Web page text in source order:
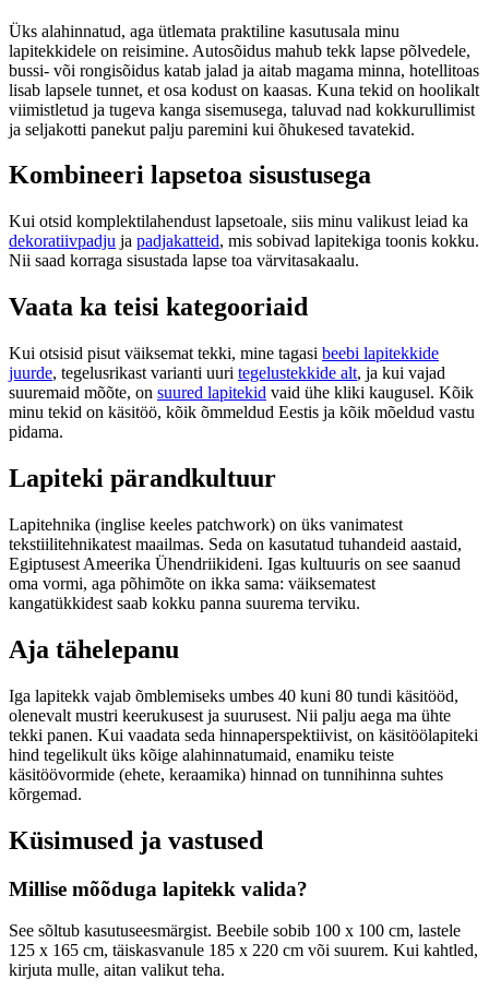
Üks alahinnatud, aga ütlemata praktiline kasutusala minu
lapitekkidele on reisimine. Autosõidus mahub tekk lapse põlvedele,
bussi- või rongisõidus katab jalad ja aitab magama minna, hotellitoas
lisab lapsele tunnet, et osa kodust on kaasas. Kuna tekid on hoolikalt
viimistletud ja tugeva kanga sisemusega, taluvad nad kokkurullimist
ja seljakotti panekut palju paremini kui õhukesed tavatekid.
Kombineeri lapsetoa sisustusega
Kui otsid komplektilahendust lapsetoale, siis minu valikust leiad ka
dekoratiivpadju ja padjakatteid, mis sobivad lapitekiga toonis kokku.
Nii saad korraga sisustada lapse toa värvitasakaalu.
Vaata ka teisi kategooriaid
Kui otsisid pisut väiksemat tekki, mine tagasi beebi lapitekkide
juurde, tegelusrikast varianti uuri tegelustekkide alt, ja kui vajad
suuremaid mõõte, on suured lapitekid vaid ühe kliki kaugusel. Kõik
minu tekid on käsitöö, kõik õmmeldud Eestis ja kõik mõeldud vastu
pidama.
Lapiteki pärandkultuur
Lapitehnika (inglise keeles patchwork) on üks vanimatest
tekstiilitehnikatest maailmas. Seda on kasutatud tuhandeid aastaid,
Egiptusest Ameerika Ühendriikideni. Igas kultuuris on see saanud
oma vormi, aga põhimõte on ikka sama: väiksematest
kangatükkidest saab kokku panna suurema terviku.
Aja tähelepanu
Iga lapitekk vajab õmblemiseks umbes 40 kuni 80 tundi käsitööd,
olenevalt mustri keerukusest ja suurusest. Nii palju aega ma ühte
tekki panen. Kui vaadata seda hinnaperspektiivist, on käsitöölapiteki
hind tegelikult üks kõige alahinnatumaid, enamiku teiste
käsitöövormide (ehete, keraamika) hinnad on tunnihinna suhtes
kõrgemad.
Küsimused ja vastused
Millise mõõduga lapitekk valida?
See sõltub kasutuseesmärgist. Beebile sobib 100 x 100 cm, lastele
125 x 165 cm, täiskasvanule 185 x 220 cm või suurem. Kui kahtled,
kirjuta mulle, aitan valikut teha.